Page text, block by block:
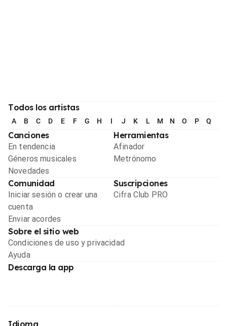
Todos los artistas
A B C D E F G H I J K L M N O P Q
Canciones
En tendencia
Géneros musicales
Novedades
Herramientas
Afinador
Metrónomo
Comunidad
Iniciar sesión o crear una
cuenta
Enviar acordes
Suscripciones
Cifra Club PRO
Sobre el sitio web
Condiciones de uso y privacidad
Ayuda
Descarga la app
Idioma